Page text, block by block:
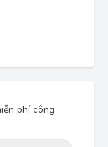
phí công